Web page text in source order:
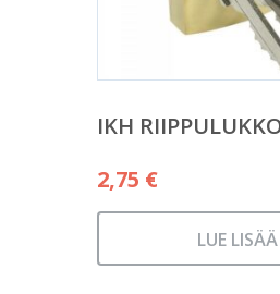
IKH
2,75 €
LUE